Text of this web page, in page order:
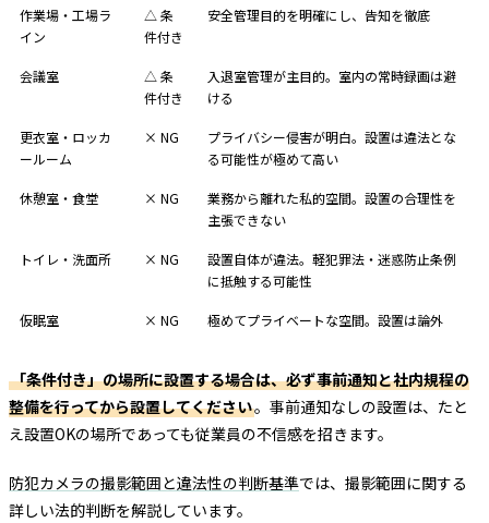
作業場・工場ラ
イン
△ 条
件付き
安全管理目的を明確にし、告知を徹底
会議室
△ 条
件付き
入退室管理が主目的。室内の常時録画は避
ける
更衣室・ロッカ
ールーム
× NG
プライバシー侵害が明白。設置は違法とな
る可能性が極めて高い
休憩室・食堂 × NG
業務から離れた私的空間。設置の合理性を
主張できない
トイレ・洗面所 × NG
設置自体が違法。軽犯罪法・迷惑防止条例
に抵触する可能性
仮眠室 × NG 極めてプライベートな空間。設置は論外
「条件付き」の場所に設置する場合は、必ず事前通知と社内規程の
整備を行ってから設置してください。事前通知なしの設置は、たと
え設置OKの場所であっても従業員の不信感を招きます。
防犯カメラの撮影範囲と違法性の判断基準では、撮影範囲に関する
詳しい法的判断を解説しています。